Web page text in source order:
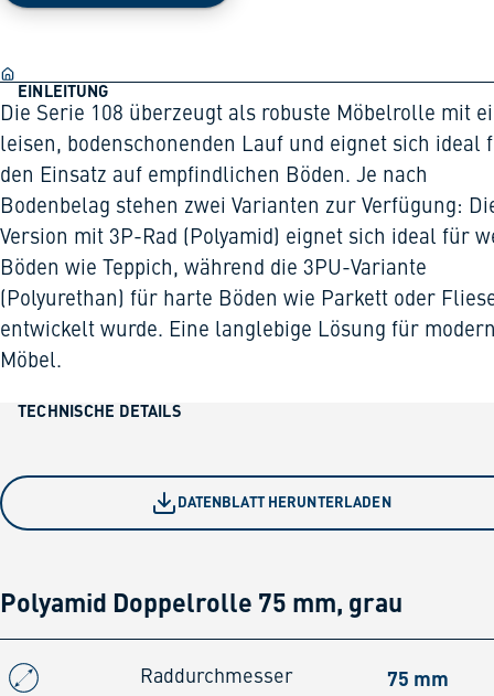
EINLEITUNG
Die Serie 108 überzeugt als robuste Möbelrolle mit
leisen, bodenschonenden Lauf und eignet sich ideal
den Einsatz auf empfindlichen Böden. Je nach
Bodenbelag stehen zwei Varianten zur Verfügung:
Version mit 3P-Rad (Polyamid) eignet sich ideal für
Böden wie Teppich, während die 3PU-Variante
(Polyurethan) für harte Böden wie Parkett oder
entwickelt wurde. Eine langlebige Lösung für
Möbel.
TECHNISCHE DETAILS
DATENBLATT HERUNTERLADEN
Polyamid Doppelrolle 75 mm, grau
Raddurchmesser 75 mm